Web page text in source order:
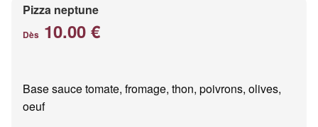
Pizza neptune
Dès 10.00 €
Base sauce tomate, fromage, thon, poivrons, olives,
oeuf